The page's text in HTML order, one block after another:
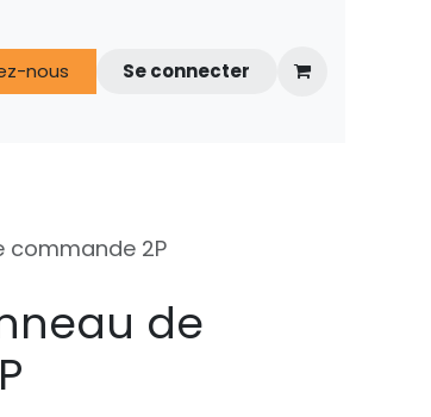
techniciens
nous Se connecter
commande 2P
de